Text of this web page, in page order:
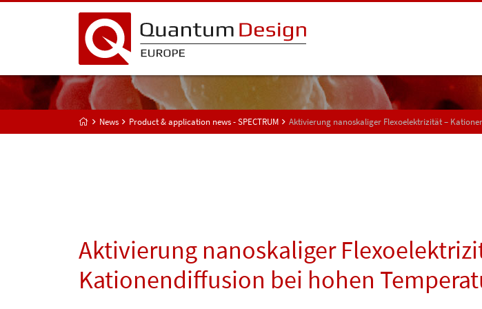
News Product & application news - SPECTRUM Aktivierung nanoskaliger Flexoelektrizität –
Aktivierung nanoskaliger
Kationendiffusion bei hohen